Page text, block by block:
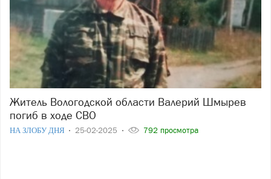
Житель Вологодской области Валерий Шмырев
погиб в ходе СВО
НА ЗЛОБУ ДНЯ 25-02-2025 792 просмотра